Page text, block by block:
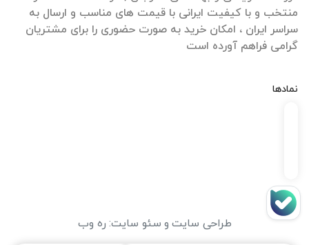
منتخب و با کیفیت ایرانی با قیمت های مناسب و ارسال به
سراسر ایران ، امکان خرید به صورت حضوری را برای مشتریان
گرامی فراهم آورده است
نمادها
طراحی سایت و سئو سایت: ره وب